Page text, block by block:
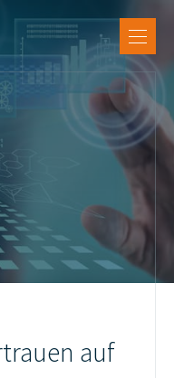
SUPPORT
auf